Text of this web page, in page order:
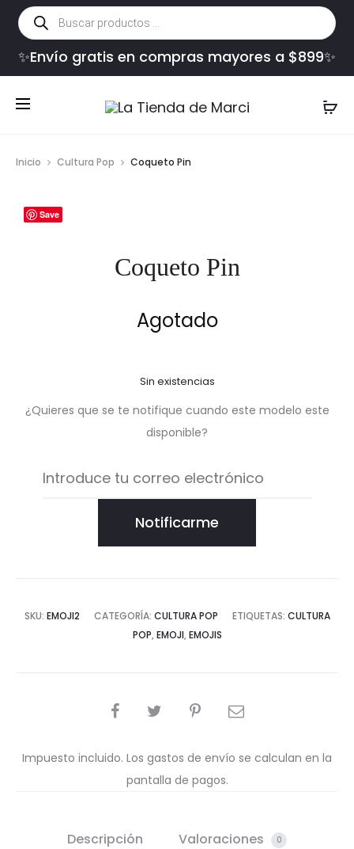
Búsqueda
de
productos
✨Envío gratis en compras mayores a $899✨
Inicio Cultura Pop Coqueto Pin
Save
Coqueto Pin
Agotado
Sin existencias
¿Quieres que se te notifique cuando este modelo este
disponible?
Notificarme
SKU: EMOJI2 CATEGORÍA: CULTURA POP ETIQUETAS: CULTURA
POP, EMOJI, EMOJIS
COMPARTIR
Impuesto incluido. Los gastos de envío se calculan en la
pantalla de pagos.
Descripción Valoraciones 0